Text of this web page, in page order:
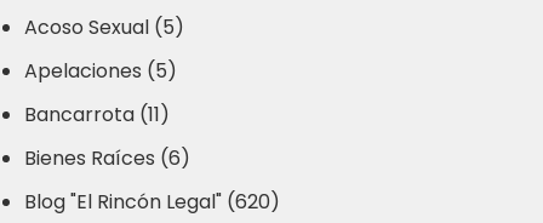
Acoso Sexual (5)
Apelaciones (5)
Bancarrota (11)
Bienes Raíces (6)
Blog "El Rincón Legal" (620)